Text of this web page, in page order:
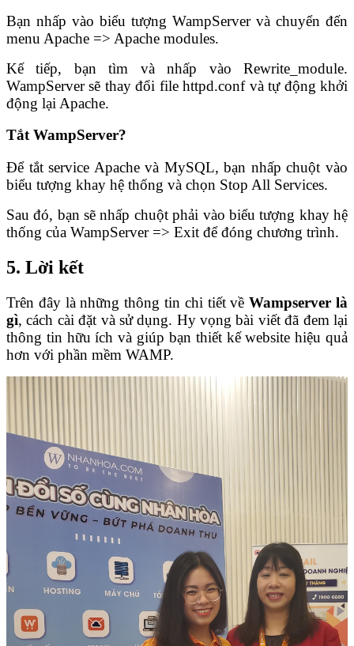
Bạn nhấp vào biểu tượng WampServer và chuyển đến
menu Apache => Apache modules.
Kế tiếp, bạn tìm và nhấp vào Rewrite_module.
WampServer sẽ thay đổi file httpd.conf và tự động khởi
động lại Apache.
Tắt WampServer?
Để tắt service Apache và MySQL, bạn nhấp chuột vào
biểu tượng khay hệ thống và chọn Stop All Services.
Sau đó, bạn sẽ nhấp chuột phải vào biểu tượng khay hệ
thống của WampServer => Exit để đóng chương trình.
5. Lời kết
Trên đây là những thông tin chi tiết vềWampserver là
gì, cách cài đặt và sử dụng. Hy vọng bài viết đã đem lại
thông tin hữu ích và giúp bạn thiết kế website hiệu quả
hơn với phần mềm WAMP.